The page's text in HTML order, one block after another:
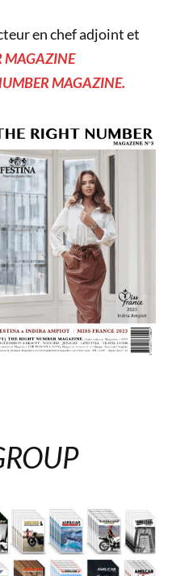
en chef adjoint et
MAGAZINE
MAGAZINE.